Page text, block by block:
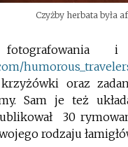
Czyżby herbata była
oraz
Sam je też
30
rodzaju